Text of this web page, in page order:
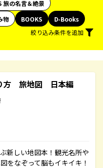
旅の名言＆絶景
物 BOOKS
D-Books
絞り込み条件を追加
方 旅地図 日本編
新しい地図本！観光名所や
をなぞって脳もイキイキ！